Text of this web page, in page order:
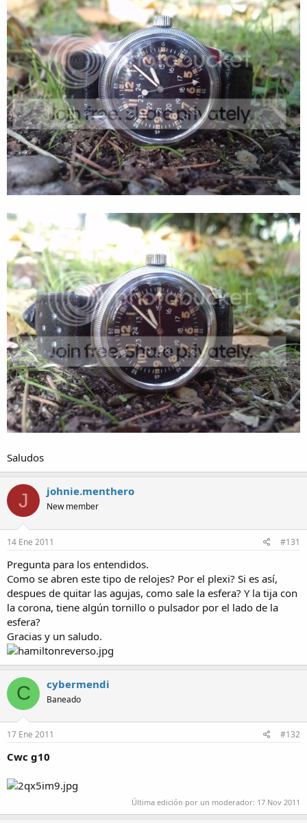
Saludos
J johnie.menthero
New member
14 Ene 2011 #131
Pregunta para los entendidos.
Como se abren este tipo de relojes? Por el plexi? Si es así,
despues de quitar las agujas, como sale la esfera? Y la tija con
la corona, tiene algún tornillo o pulsador por el lado de la
esfera?
Gracias y un saludo.
C cybermendi
Baneado
17 Ene 2011 #132
Cwc g10
Última edición por un moderador: 17 Nov 2011